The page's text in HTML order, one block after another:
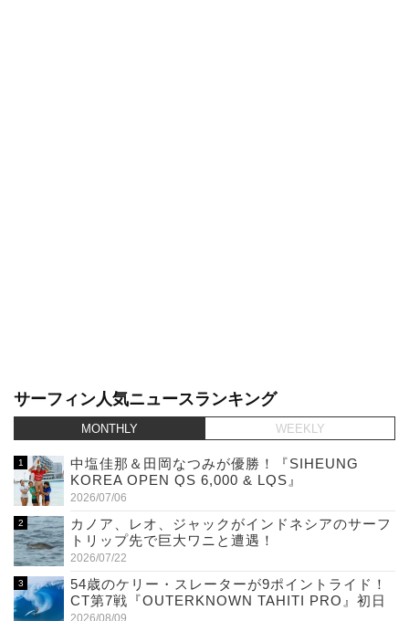
サーフィン人気ニュースランキング
MONTHLY WEEKLY
中塩佳那＆田岡なつみが優勝！『SIHEUNG
KOREA OPEN QS 6,000 & LQS』
2026/07/06
カノア、レオ、ジャックがインドネシアのサーフ
トリップ先で巨大ワニと遭遇！
2026/07/22
54歳のケリー・スレーターが9ポイントライド！
CT第7戦『OUTERKNOWN TAHITI PRO』初日
2026/08/09